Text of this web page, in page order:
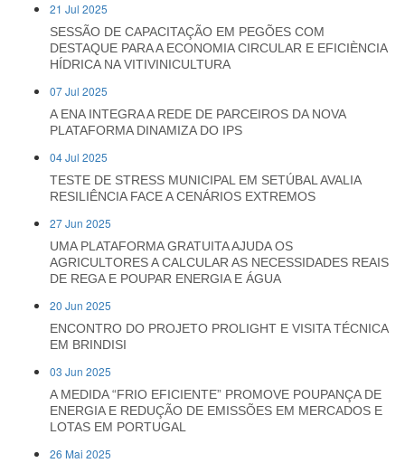
21 Jul 2025
SESSÃO DE CAPACITAÇÃO EM PEGÕES COM
DESTAQUE PARA A ECONOMIA CIRCULAR E EFICIÈNCIA
HÍDRICA NA VITIVINICULTURA
07 Jul 2025
A ENA INTEGRA A REDE DE PARCEIROS DA NOVA
PLATAFORMA DINAMIZA DO IPS
04 Jul 2025
TESTE DE STRESS MUNICIPAL EM SETÚBAL AVALIA
RESILIÊNCIA FACE A CENÁRIOS EXTREMOS
27 Jun 2025
UMA PLATAFORMA GRATUITA AJUDA OS
AGRICULTORES A CALCULAR AS NECESSIDADES REAIS
DE REGA E POUPAR ENERGIA E ÁGUA
20 Jun 2025
ENCONTRO DO PROJETO PROLIGHT E VISITA TÉCNICA
EM BRINDISI
03 Jun 2025
A MEDIDA “FRIO EFICIENTE” PROMOVE POUPANÇA DE
ENERGIA E REDUÇÃO DE EMISSÕES EM MERCADOS E
LOTAS EM PORTUGAL
26 Mai 2025